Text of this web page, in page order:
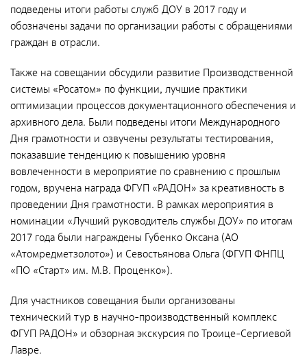
подведены итоги работы служб ДОУ в 2017 году и
обозначены задачи по организации работы с обращениями
граждан в отрасли.
Также на совещании обсудили развитие Производственной
системы «Росатом» по функции, лучшие практики
оптимизации процессов документационного обеспечения и
архивного дела. Были подведены итоги Международного
Дня грамотности и озвучены результаты тестирования,
показавшие тенденцию к повышению уровня
вовлеченности в мероприятие по сравнению с прошлым
годом, вручена награда ФГУП «РАДОН» за креативность в
проведении Дня грамотности. В рамках мероприятия в
номинации «Лучший руководитель службы ДОУ» по итогам
2017 года были награждены Губенко Оксана (АО
«Атомредметзолото») и Севостьянова Ольга (ФГУП ФНПЦ
«ПО «Старт» им. М.В. Проценко»).
Для участников совещания были организованы
технический тур в научно-производственный комплекс
ФГУП РАДОН» и обзорная экскурсия по Троице-Сергиевой
Лавре.
Онлайн-мониторинг
СМИ о нас
Контакты
Обратная связь
Новости
Направления деятельности
Обращение с РАО и ОИИИ
Региональный учет и контроль радиоактивных веществ,
источников ионизирующего излучения и радиоактивных
отходов